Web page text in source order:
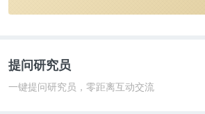
提问研究员
一键提问研究员，零距离互动交流